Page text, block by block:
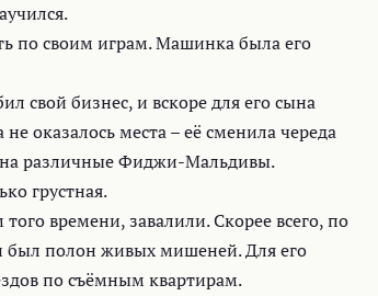
по своим играм. Машинка была его
свой бизнес, и вскоре для его сына
оказалось места – её сменила череда
на различные Фиджи-Мальдивы.
грустная.
времени, завалили. Скорее всего, по
был полон живых мишеней. Для его
по съёмным квартирам.